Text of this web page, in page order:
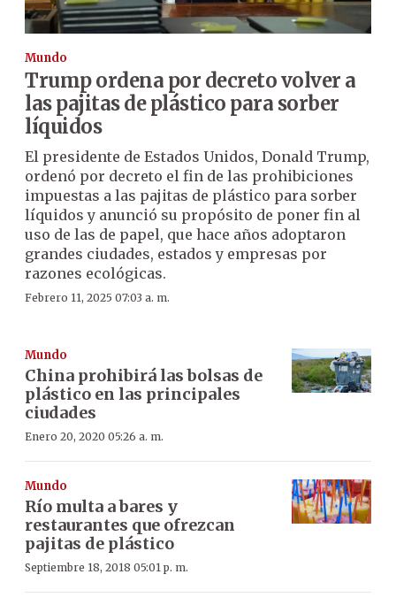
Mundo
Trump ordena por decreto volver a
las pajitas de plástico para sorber
líquidos
El presidente de Estados Unidos, Donald Trump,
ordenó por decreto el fin de las prohibiciones
impuestas a las pajitas de plástico para sorber
líquidos y anunció su propósito de poner fin al
uso de las de papel, que hace años adoptaron
grandes ciudades, estados y empresas por
razones ecológicas.
Febrero 11, 2025 07:03 a. m.
Mundo
China prohibirá las bolsas de
plástico en las principales
ciudades
Enero 20, 2020 05:26 a. m.
Mundo
Río multa a bares y
restaurantes que ofrezcan
pajitas de plástico
Septiembre 18, 2018 05:01 p. m.